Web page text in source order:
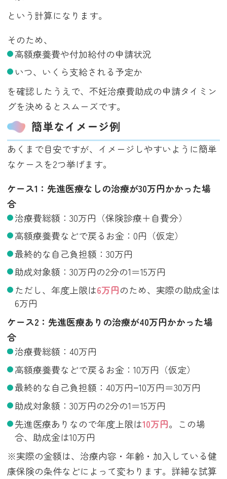
という計算になります。
そのため、
高額療養費や付加給付の申請状況
いつ、いくら支給される予定か
を確認したうえで、不妊治療費助成の申請タイミン
グを決めるとスムーズです。
簡単なイメージ例
あくまで目安ですが、イメージしやすいように簡単
なケースを2つ挙げます。
ケース1：先進医療なしの治療が30万円かかった場
合
治療費総額：30万円（保険診療＋自費分）
高額療養費などで戻るお金：0円（仮定）
最終的な自己負担額：30万円
助成対象額：30万円の2分の1＝15万円
ただし、年度上限は6万円のため、実際の助成金は
6万円
ケース2：先進医療ありの治療が40万円かかった場
合
治療費総額：40万円
高額療養費などで戻るお金：10万円（仮定）
最終的な自己負担額：40万円−10万円＝30万円
助成対象額：30万円の2分の1＝15万円
先進医療ありなので年度上限は10万円。この場
合、助成金は10万円
※実際の金額は、治療内容・年齢・加入している健
康保険の条件などによって変わります。詳細な試算